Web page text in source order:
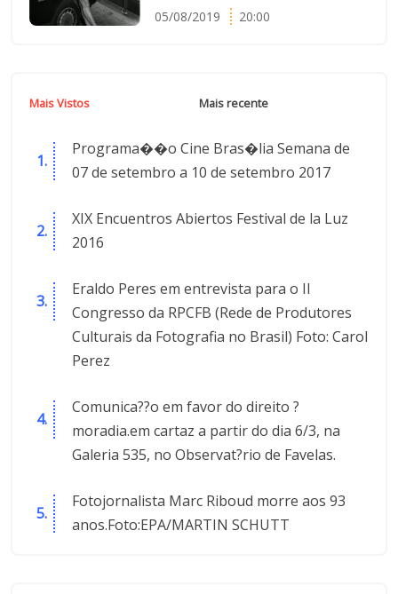
05/08/2019 20:00
Mais Vistos Mais recente
Programa��o Cine Bras�lia Semana de
07 de setembro a 10 de setembro 2017
XIX Encuentros Abiertos Festival de la Luz
2016
Eraldo Peres em entrevista para o II
Congresso da RPCFB (Rede de Produtores
Culturais da Fotografia no Brasil) Foto: Carol
Perez
Comunica??o em favor do direito ?
moradia.em cartaz a partir do dia 6/3, na
Galeria 535, no Observat?rio de Favelas.
Fotojornalista Marc Riboud morre aos 93
anos.Foto:EPA/MARTIN SCHUTT